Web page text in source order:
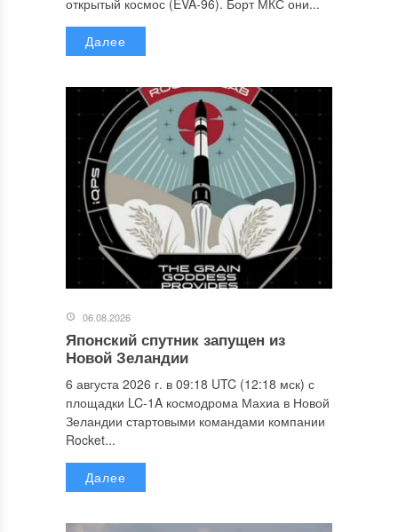
Далее
06.08.2026
Японский спутник запущен из
Новой Зеландии
6 августа 2026 г. в 09:18 UTC (12:18 мск) с
площадки LC-1A космодрома Махиа в Новой
Зеландии стартовыми командами компании
Rocket...
Далее